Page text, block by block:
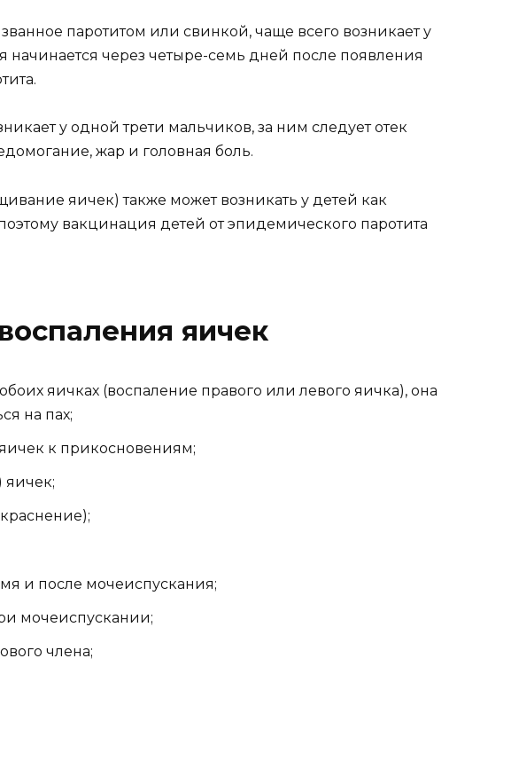
паротитом или свинкой, чаще всего возникает у
начинается через четыре-семь дней после появления
у одной трети мальчиков, за ним следует отек
жар и головная боль.
яичек) также может возникать у детей как
вакцинация детей от эпидемического паротита
яичек
яичках (воспаление правого или левого яичка), она
на пах;
к прикосновениям;
яичек;
и после мочеиспускания;
мочеиспускании;
члена;